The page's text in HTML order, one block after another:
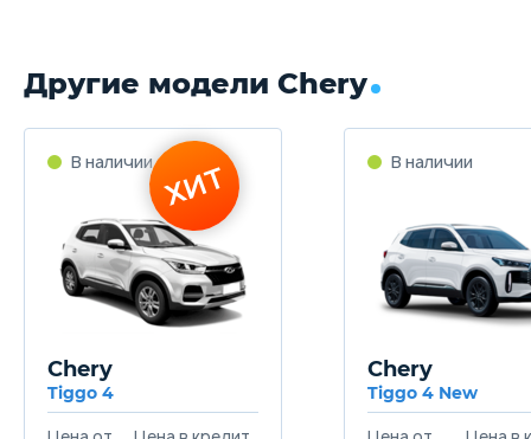
Другие модели Chery
Chery
Tiggo 4
Chery
Tiggo 4 New